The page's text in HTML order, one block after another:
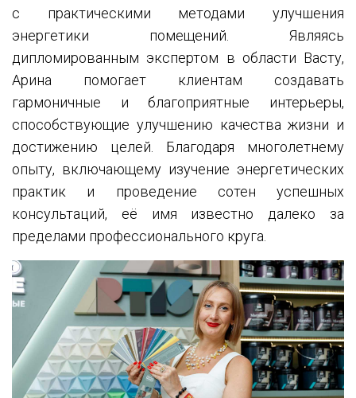
с практическими методами улучшения
энергетики помещений. Являясь
дипломированным экспертом в области Васту,
Арина помогает клиентам создавать
гармоничные и благоприятные интерьеры,
способствующие улучшению качества жизни и
достижению целей. Благодаря многолетнему
опыту, включающему изучение энергетических
практик и проведение сотен успешных
консультаций, её имя известно далеко за
пределами профессионального круга.